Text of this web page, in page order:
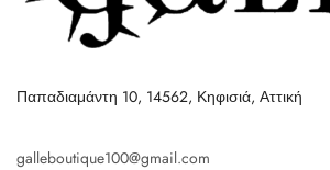
Παπαδιαμάντη 10, 14562, Κηφισιά, Αττική
galleboutique100@gmail.com